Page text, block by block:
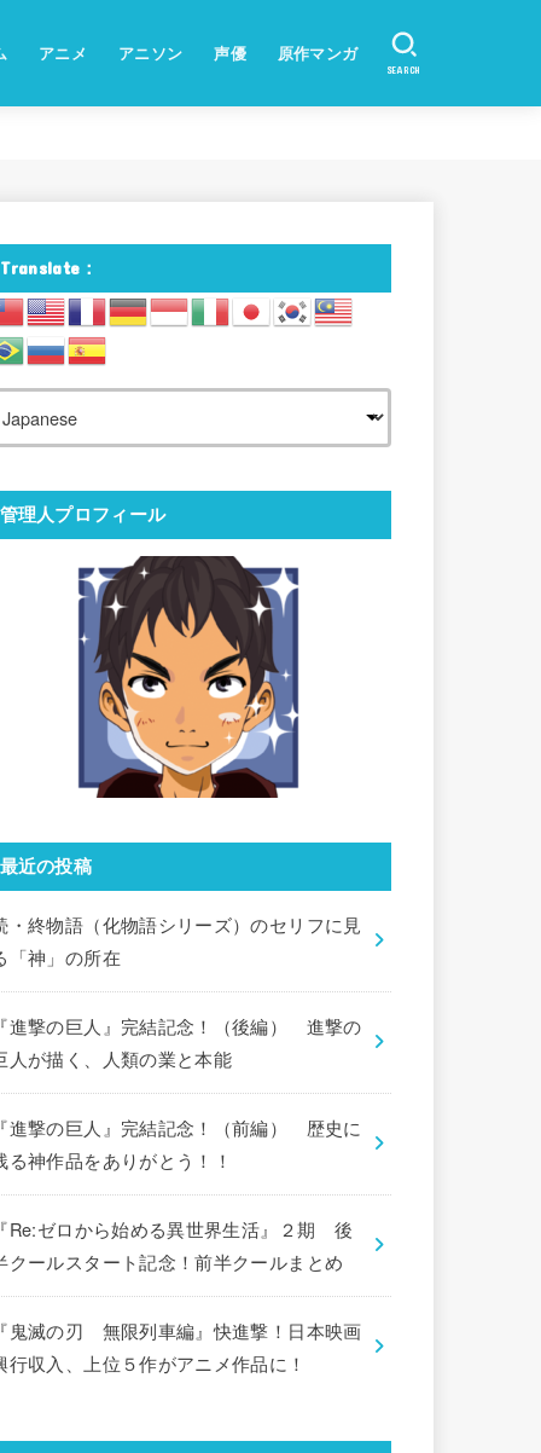
アニメ アニソン 声優 原作マンガ
SEARCH
Translate：
管理人プロフィール
最近の投稿
・終物語（化物語シリーズ）のセリフに見
「神」の所在
進撃の巨人』完結記念！（後編） 進撃の
人が描く、人類の業と本能
進撃の巨人』完結記念！（前編） 歴史に
る神作品をありがとう！！
Re:ゼロから始める異世界生活』２期 後
クールスタート記念！前半クールまとめ
鬼滅の刃 無限列車編』快進撃！日本映画
行収入、上位５作がアニメ作品に！